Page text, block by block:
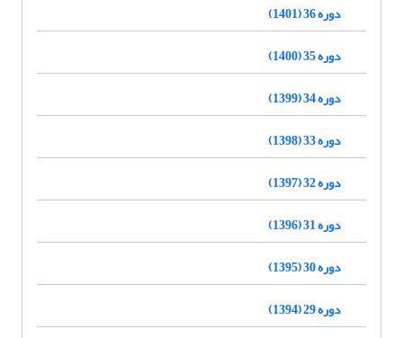
دوره 36 (1401)
دوره 35 (1400)
دوره 34 (1399)
دوره 33 (1398)
دوره 32 (1397)
دوره 31 (1396)
دوره 30 (1395)
دوره 29 (1394)